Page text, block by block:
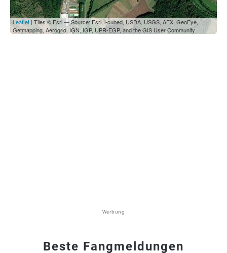
Leaflet | Tiles © Esri — Source: Esri, i-cubed, USDA, USGS, AEX, GeoEye,
Getmapping, Aerogrid, IGN, IGP, UPR-EGP, and the GIS User Community
Werbung
Beste Fangmeldungen